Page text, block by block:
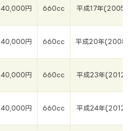
40,000円 660cc 平成17年(2005
40,000円 660cc 平成20年(2008
40,000円 660cc 平成23年(2012
40,000円 660cc 平成24年(2012